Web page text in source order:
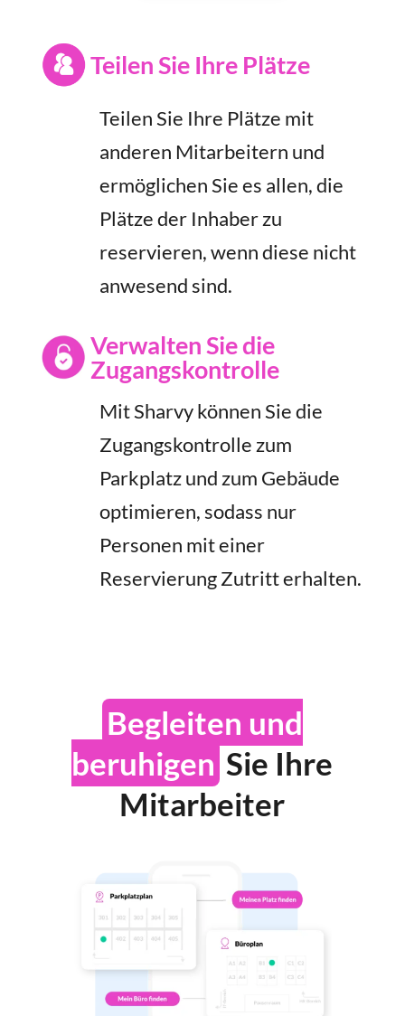
Teilen Sie Ihre Plätze
Teilen Sie Ihre Plätze mit
anderen Mitarbeitern und
ermöglichen Sie es allen, die
Plätze der Inhaber zu
reservieren, wenn diese nicht
anwesend sind.
Verwalten Sie die
Zugangskontrolle
Mit Sharvy können Sie die
Zugangskontrolle zum
Parkplatz und zum Gebäude
optimieren, sodass nur
Personen mit einer
Reservierung Zutritt erhalten.
Begleiten und
beruhigen Sie Ihre
Mitarbeiter